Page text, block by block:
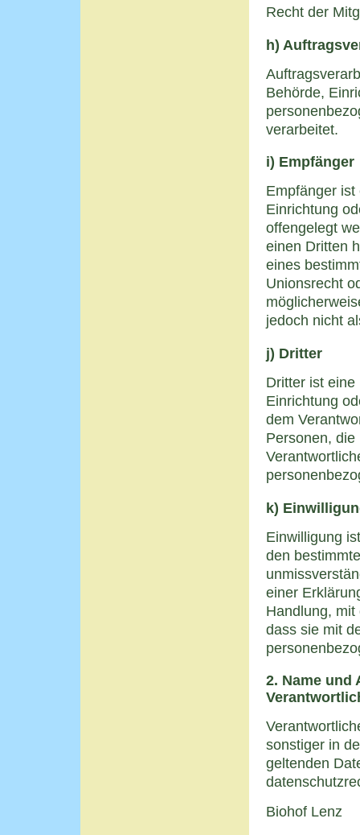
Recht der
h)
Behörde,
verarbeitet.
i) Empfänger
Empfänger
Einrichtung
offengelegt
einen Dritten
eines
Unionsrecht
jedoch nicht
j) Dritter
Dritter ist
Einrichtung
dem
Personen,
k)
Einwilligung
den
einer
Handlung,
dass sie mit
2. Name und
sonstiger in
geltenden
Biohof Lenz